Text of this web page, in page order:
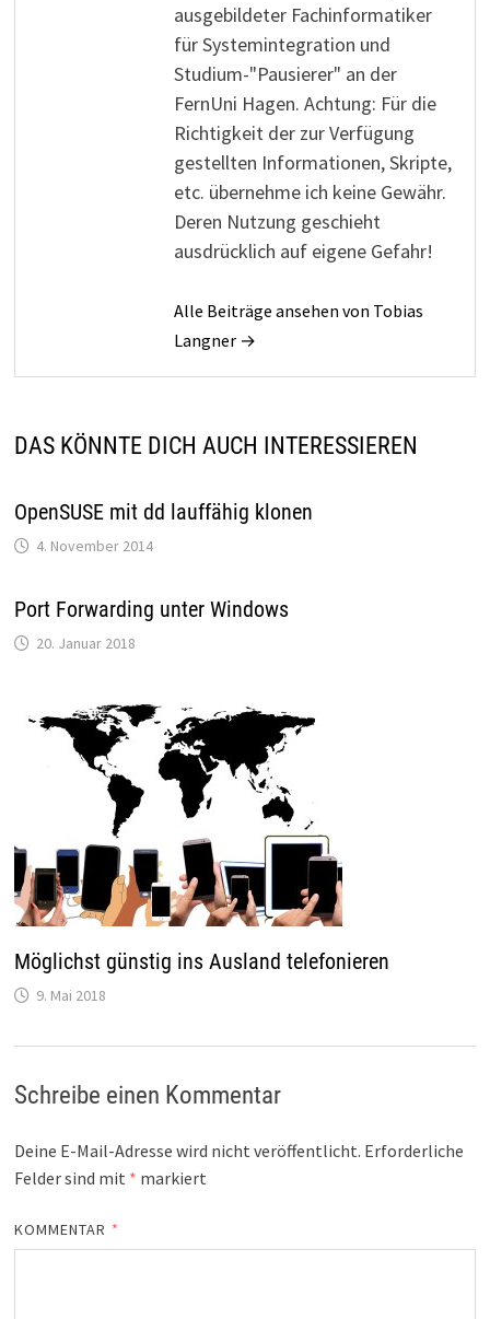
ausgebildeter Fachinformatiker
für Systemintegration und
Studium-"Pausierer" an der
FernUni Hagen. Achtung: Für die
Richtigkeit der zur Verfügung
gestellten Informationen, Skripte,
etc. übernehme ich keine Gewähr.
Deren Nutzung geschieht
ausdrücklich auf eigene Gefahr!
Alle Beiträge ansehen von Tobias
Langner →
DAS KÖNNTE DICH AUCH INTERESSIEREN
OpenSUSE mit dd lauffähig klonen
4. November 2014
Port Forwarding unter Windows
20. Januar 2018
Möglichst günstig ins Ausland telefonieren
9. Mai 2018
Schreibe einen Kommentar
Deine E-Mail-Adresse wird nicht veröffentlicht. Erforderliche
Felder sind mit * markiert
KOMMENTAR *